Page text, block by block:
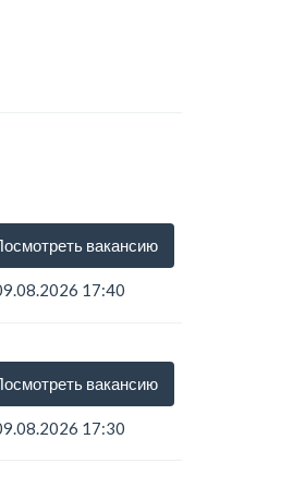
вакансию
17:40
вакансию
17:30